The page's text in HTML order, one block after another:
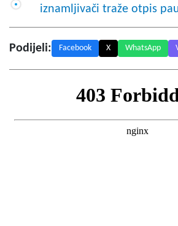
iznamljivači traže otpis
Podijeli: Facebook X WhatsApp